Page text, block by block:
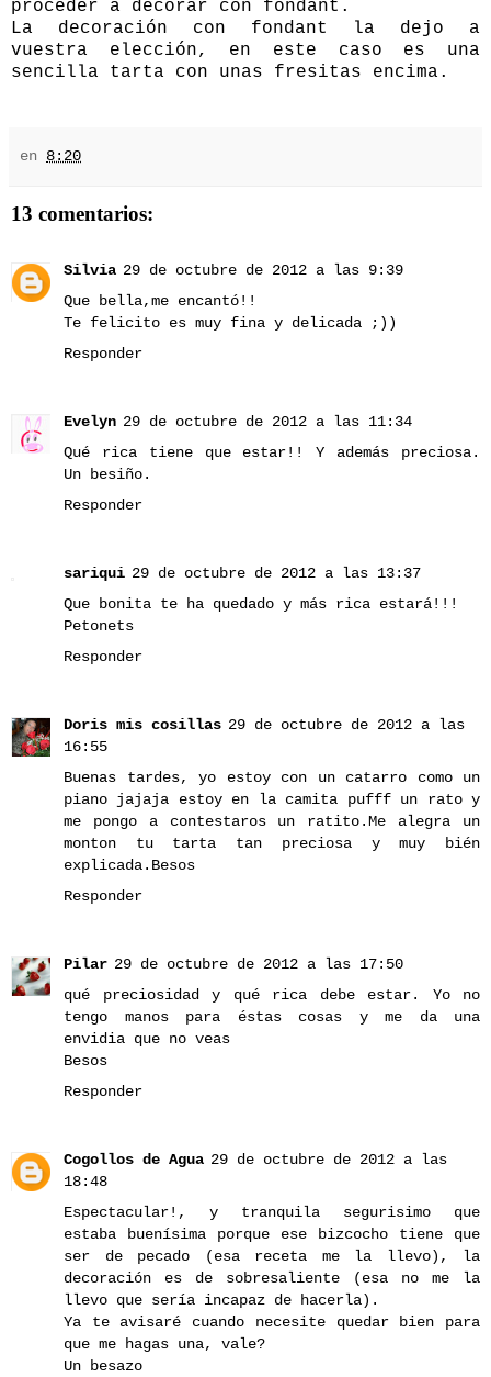
proceder a decorar con fondant.
La decoración con fondant la dejo a
vuestra elección, en este caso es una
sencilla tarta con unas fresitas encima.
en 8:20
13 comentarios:
Silvia 29 de octubre de 2012 a las 9:39
Que bella,me encantó!!
Te felicito es muy fina y delicada ;))
Responder
Evelyn 29 de octubre de 2012 a las 11:34
Qué rica tiene que estar!! Y además preciosa.
Un besiño.
Responder
sariqui 29 de octubre de 2012 a las 13:37
Que bonita te ha quedado y más rica estará!!!
Petonets
Responder
Doris mis cosillas 29 de octubre de 2012 a las
16:55
Buenas tardes, yo estoy con un catarro como un
piano jajaja estoy en la camita pufff un rato y
me pongo a contestaros un ratito.Me alegra un
monton tu tarta tan preciosa y muy bién
explicada.Besos
Responder
Pilar 29 de octubre de 2012 a las 17:50
qué preciosidad y qué rica debe estar. Yo no
tengo manos para éstas cosas y me da una
envidia que no veas
Besos
Responder
Cogollos de Agua 29 de octubre de 2012 a las
18:48
Espectacular!, y tranquila segurisimo que
estaba buenísima porque ese bizcocho tiene que
ser de pecado (esa receta me la llevo), la
decoración es de sobresaliente (esa no me la
llevo que sería incapaz de hacerla).
Ya te avisaré cuando necesite quedar bien para
que me hagas una, vale?
Un besazo